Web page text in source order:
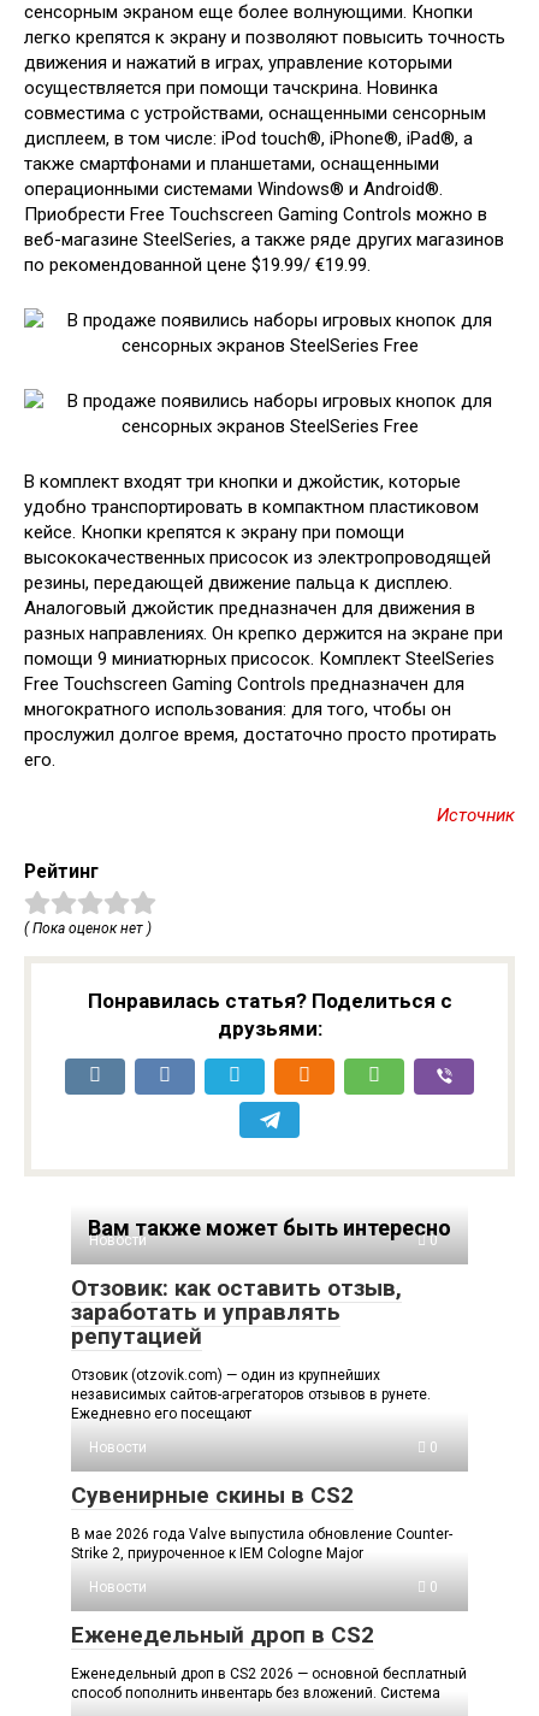
сенсорным экраном еще более волнующими. Кнопки
легко крепятся к экрану и позволяют повысить точность
движения и нажатий в играх, управление которыми
осуществляется при помощи тачскрина. Новинка
совместима с устройствами, оснащенными сенсорным
дисплеем, в том числе: iPod touch®, iPhone®, iPad®, а
также смартфонами и планшетами, оснащенными
операционными системами Windows® и Android®.
Приобрести Free Touchscreen Gaming Controls можно в
веб-магазине SteelSeries, а также ряде других магазинов
по рекомендованной цене $19.99/ €19.99.
В комплект входят три кнопки и джойстик, которые
удобно транспортировать в компактном пластиковом
кейсе. Кнопки крепятся к экрану при помощи
высококачественных присосок из электропроводящей
резины, передающей движение пальца к дисплею.
Аналоговый джойстик предназначен для движения в
разных направлениях. Он крепко держится на экране при
помощи 9 миниатюрных присосок. Комплект SteelSeries
Free Touchscreen Gaming Controls предназначен для
многократного использования: для того, чтобы он
прослужил долгое время, достаточно просто протирать
его.
Источник
Рейтинг
( Пока оценок нет )
Понравилась статья? Поделиться с
друзьями:
Вам также может быть интересно
Новости 0
Отзовик: как оставить отзыв,
заработать и управлять
репутацией
Отзовик (otzovik.com) — один из крупнейших
независимых сайтов-агрегаторов отзывов в рунете.
Ежедневно его посещают
Новости
0
Сувенирные скины в CS2
В мае 2026 года Valve выпустила обновление Counter-
Strike 2, приуроченное к IEM Cologne Major
Новости
0
Еженедельный дроп в CS2
Еженедельный дроп в CS2 2026 — основной бесплатный
способ пополнить инвентарь без вложений. Система